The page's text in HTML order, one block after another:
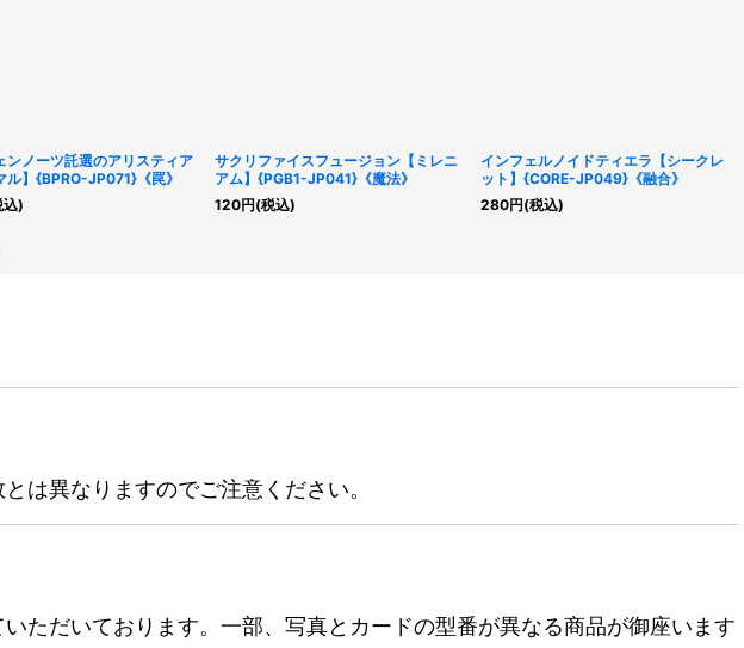
ンノーツ託選のアリスティア
ル】{BPRO-JP071}《罠》
込)
サクリファイスフュージョン【ミレニ
アム】{PGB1-JP041}《魔法》
120円(税込)
インフェルノイドティエラ【シークレ
ット】{CORE-JP049}《融合》
280円(税込)
は異なりますのでご注意ください。
ただいております。一部、写真とカードの型番が異なる商品が御座います